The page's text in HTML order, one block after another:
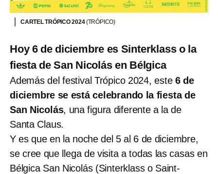
CARTEL TRÓPICO 2024(TRÓPICO)
Hoy 6 de diciembre es Sinterklass o la
fiesta de San Nicolás en Bélgica
Además del festival Trópico 2024, este 6 de
diciembre se está celebrando la fiesta de
San Nicolás, una figura diferente a la de
Santa Claus.
Y es que en la noche del 5 al 6 de diciembre,
se cree que llega de visita a todas las casas en
Bélgica San Nicolás (Sinterklass o Saint-